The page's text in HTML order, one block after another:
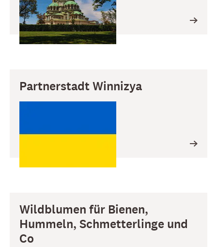
Partnerstadt Winnizya
Wildblumen für Bienen,
Hummeln, Schmetterlinge und
Co